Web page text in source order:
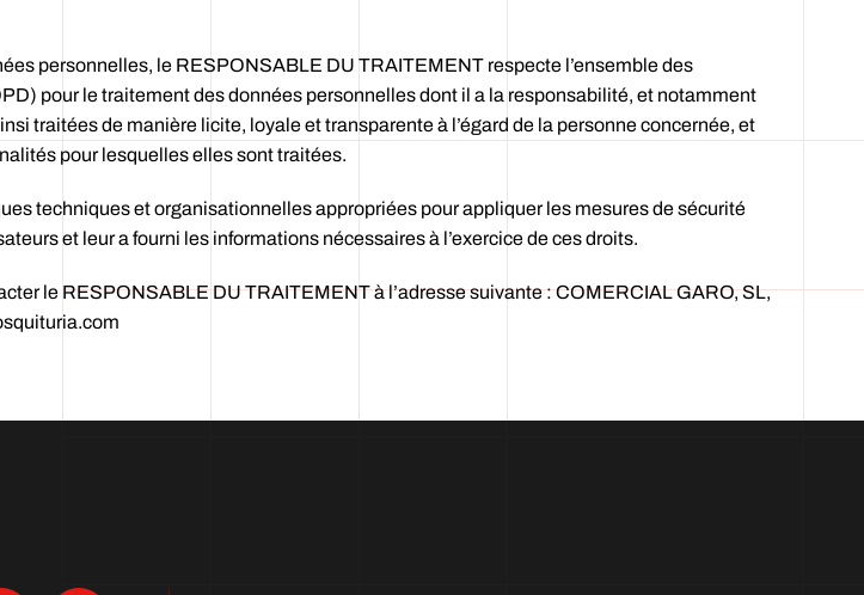
personnelles, le RESPONSABLE DU TRAITEMENT respecte l’ensemble des
pour le traitement des données personnelles dont il a la responsabilité, et notamment
traitées de manière licite, loyale et transparente à l’égard de la personne concernée, et
pour lesquelles elles sont traitées.
techniques et organisationnelles appropriées pour appliquer les mesures de sécurité
et leur a fourni les informations nécessaires à l’exercice de ces droits.
le RESPONSABLE DU TRAITEMENT à l’adresse suivante : COMERCIAL GARO, SL,